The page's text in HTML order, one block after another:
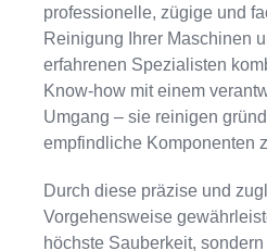
professionelle, zügige und
Reinigung Ihrer Maschinen
erfahrenen Spezialisten
Know-how mit einem
Umgang – sie reinigen
empfindliche Komponenten
Durch diese präzise und
Vorgehensweise
höchste Sauberkeit,